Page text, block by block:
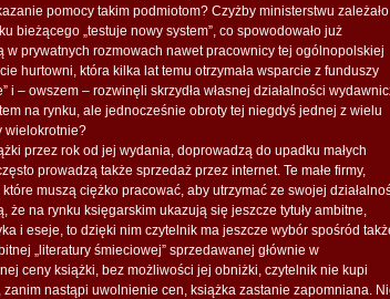
pomocy takim podmiotom? Czyżby ministerstwu zależało
bieżącego „testuje nowy system”, co spowodowało już
prywatnych rozmowach nawet pracownicy tej ogólnopolskiej
hurtowni, która kilka lat temu otrzymała wsparcie z funduszy
i – owszem – rozwinęli skrzydła własnej działalności
na rynku, ale jednocześnie obroty tej niegdyś jednej z wielu
wielokrotnie?
przez rok od jej wydania, doprowadzą do upadku małych
prowadzą także sprzedaż przez internet. Te małe firmy,
muszą ciężko pracować, aby utrzymać ze swojej
że na rynku księgarskim ukazują się jeszcze tytuły ambitne,
i eseje, to dzięki nim czytelnik ma jeszcze wybór spośród
„literatury śmieciowej” sprzedawanej głównie w
ceny książki, bez możliwości jej obniżki, czytelnik nie kupi
nastąpi uwolnienie cen, książka zastanie zapomniana.